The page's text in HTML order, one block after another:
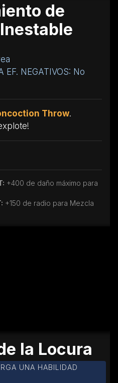
de
EF. NEGATIVOS: No
Throw.
+400 de daño máximo para
+150 de radio para Mezcla
la Locura
UNA HABILIDAD